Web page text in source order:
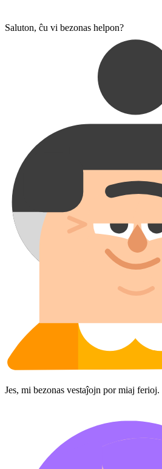
Saluton, ĉu vi bezonas helpon?
Jes, mi bezonas vestaĵojn por miaj ferioj.